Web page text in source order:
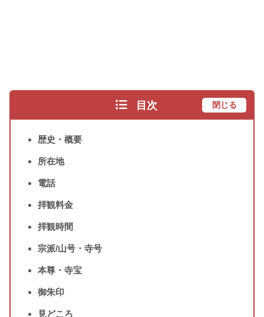
目次 閉じる
歴史・概要
所在地
電話
拝観料金
拝観時間
宗派/山号・寺号
本尊・寺宝
御朱印
見どころ